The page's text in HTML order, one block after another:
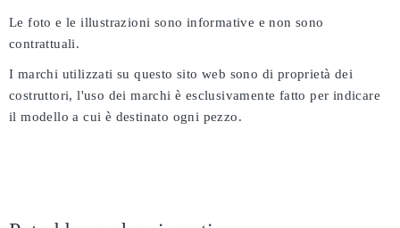
Le foto e le illustrazioni sono informative e non sono
contrattuali.
I marchi utilizzati su questo sito web sono di proprietà dei
costruttori, l'uso dei marchi è esclusivamente fatto per indicare
il modello a cui è destinato ogni pezzo.